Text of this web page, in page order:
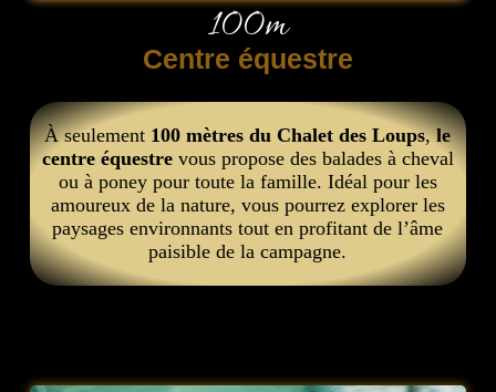
100m
Centre équestre
À seulement 100 mètres du Chalet des Loups,le
centre équestrevous propose des balades à cheval
ou à poney pour toute la famille. Idéal pour les
amoureux de la nature, vous pourrez explorer les
paysages environnants tout en profitant de l’âme
paisible de la campagne.